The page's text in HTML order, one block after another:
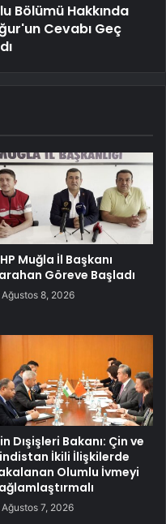
Bölümü Hakkında
Cevabı Geç
Muğla İl Başkanı
Göreve Başladı
Ağustos 8, 2026
Dışişleri Bakanı: Çin ve
İkili İlişkilerde
Olumlu İvmeyi
Ağustos 7, 2026